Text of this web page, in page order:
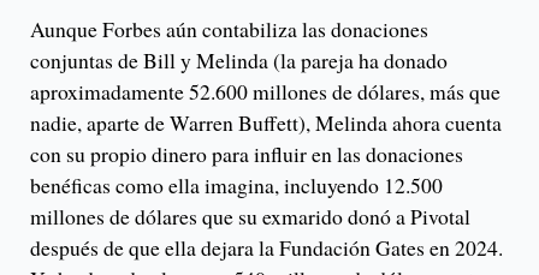
Aunque Forbes aún contabiliza las donaciones
conjuntas de Bill y Melinda (la pareja ha donado
aproximadamente 52.600 millones de dólares, más que
nadie, aparte de Warren Buffett), Melinda ahora cuenta
con su propio dinero para influir en las donaciones
benéficas como ella imagina, incluyendo 12.500
millones de dólares que su exmarido donó a Pivotal
después de que ella dejara la Fundación Gates en 2024.